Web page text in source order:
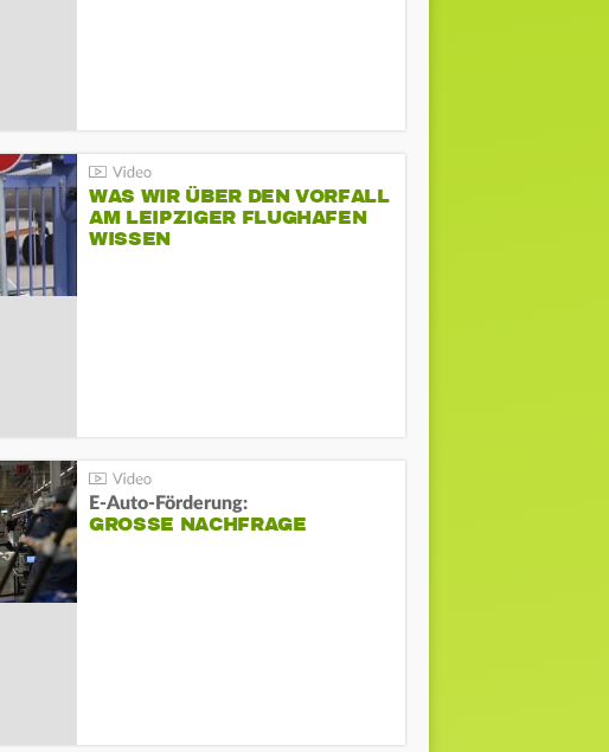
WAS WIR ÜBER DEN VORFALL
AM LEIPZIGER FLUGHAFEN
WISSEN
E-Auto-Förderung:
GROSSE NACHFRAGE